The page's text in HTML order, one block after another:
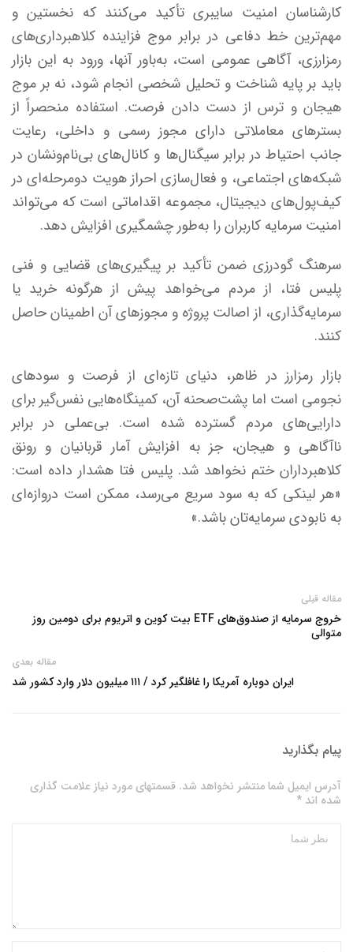
کارشناسان امنیت سایبری تأکید می‌کنند که نخستین و
مهم‌ترین خط دفاعی در برابر موج فزاینده کلاهبرداری‌های
رمزارزی، آگاهی عمومی است، به‌باور آنها، ورود به این بازار
باید بر پایه شناخت و تحلیل شخصی انجام شود، نه بر موج
هیجان و ترس از دست دادن فرصت. استفاده منحصراً از
بسترهای معاملاتی دارای مجوز رسمی و داخلی، رعایت
جانب احتیاط در برابر سیگنال‌ها و کانال‌های بی‌نام‌ونشان در
شبکه‌های اجتماعی، و فعال‌سازی احراز هویت دومرحله‌ای در
کیف‌پول‌های دیجیتال، مجموعه اقداماتی است که می‌تواند
امنیت سرمایه کاربران را به‌طور چشمگیری افزایش دهد.
سرهنگ گودرزی ضمن تأکید بر پیگیری‌های قضایی و فنی
پلیس فتا، از مردم می‌خواهد پیش از هرگونه خرید یا
سرمایه‌گذاری، از اصالت پروژه و مجوزهای آن اطمینان حاصل
کنند.
بازار رمزارز در ظاهر، دنیای تازه‌ای از فرصت و سودهای
نجومی است اما پشت‌صحنه آن، کمینگاه‌هایی نفس‌گیر برای
دارایی‌های مردم گسترده شده است. بی‌عملی در برابر
ناآگاهی و هیجان، جز به افزایش آمار قربانیان و رونق
کلاهبرداران ختم نخواهد شد. پلیس فتا هشدار داده است:
«هر لینکی که به سود سریع می‌رسد، ممکن است دروازه‌ای
به نابودی سرمایه‌تان باشد.»
مقاله قبلی
خروج سرمایه از صندوق‌های ETF بیت‌ کوین و اتریوم برای دومین روز
متوالی
مقاله بعدی
ایران دوباره آمریکا را غافلگیر کرد / ۱۱۱ میلیون دلار وارد کشور شد
پیام بگذارید
آدرس ایمیل شما منتشر نخواهد شد. قسمتهای مورد نیاز علامت گذاری
شده اند *